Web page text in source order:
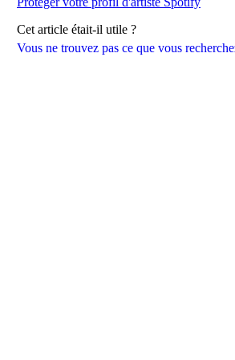
Vous ne trouvez pas ce que vous
Cet article était-il utile ?